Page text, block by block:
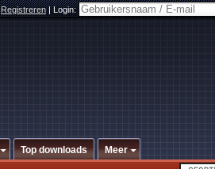
Registreren|Login:
Top downloads Meer